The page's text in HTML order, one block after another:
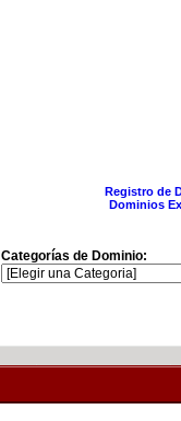
Registro de
Dominios
Categorías de Dominio: